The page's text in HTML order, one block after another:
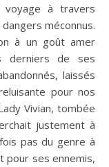
voyage à travers
méconnus.
à un goût amer
de ses
laissés
pour nos
Vivian, tombée
justement à
pas du genre à
pour ses ennemis,